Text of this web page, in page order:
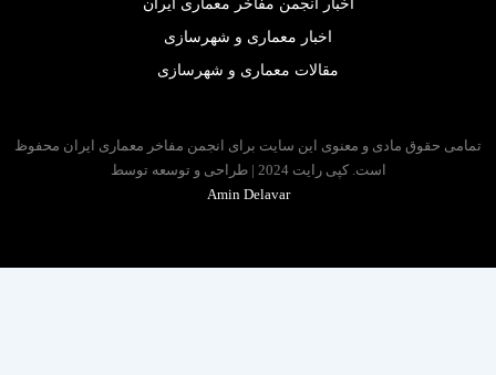
اخبار انجمن مفاخر معماری ایران
اخبار معماری و شهرسازی
مقالات معماری و شهرسازی
حقوق مادی و معنوی این سایت برای انجمن مفاخر معماری ایران محفوظ
است. کپی رایت 2024 | طراحی و توسعه توسط
Amin Delavar